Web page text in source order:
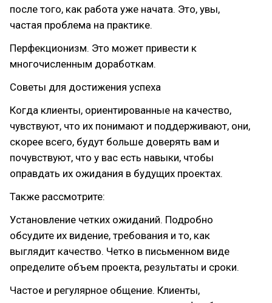
после того, как работа уже начата. Это, увы,
частая проблема на практике.
Перфекционизм. Это может привести к
многочисленным доработкам.
Советы для достижения успеха
Когда клиенты, ориентированные на качество,
чувствуют, что их понимают и поддерживают, они,
скорее всего, будут больше доверять вам и
почувствуют, что у вас есть навыки, чтобы
оправдать их ожидания в будущих проектах.
Также рассмотрите:
Установление четких ожиданий. Подробно
обсудите их видение, требования и то, как
выглядит качество. Четко в письменном виде
определите объем проекта, результаты и сроки.
Частое и регулярное общение. Клиенты,